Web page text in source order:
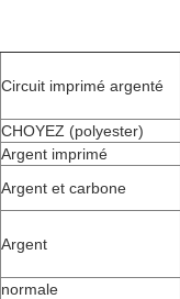
Circuit imprimé argenté
CHOYEZ (polyester)
Argent imprimé
Argent et carbone
Argent
normale